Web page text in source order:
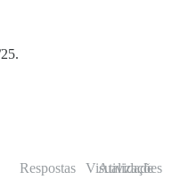
Respostas Visualizações
Atividade